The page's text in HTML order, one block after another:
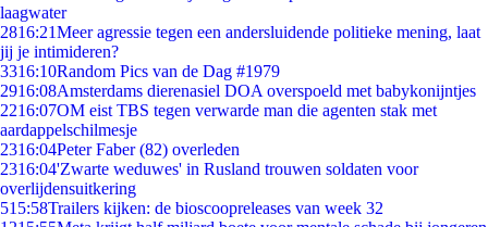
laagwater
2816:21Meer agressie tegen een andersluidende politieke mening, laat
jij je intimideren?
3316:10Random Pics van de Dag #1979
2916:08Amsterdams dierenasiel DOA overspoeld met babykonijntjes
2216:07OM eist TBS tegen verwarde man die agenten stak met
aardappelschilmesje
2316:04Peter Faber (82) overleden
2316:04'Zwarte weduwes' in Rusland trouwen soldaten voor
overlijdensuitkering
515:58Trailers kijken: de bioscoopreleases van week 32